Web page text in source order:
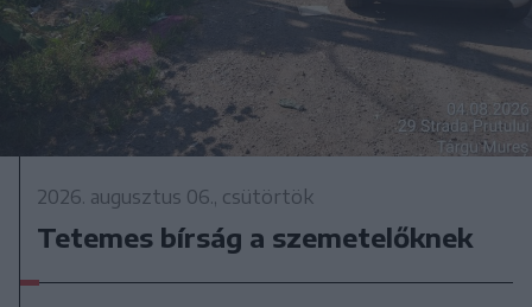
2026. augusztus 06., csütörtök
Tetemes bírság a szemetelőknek